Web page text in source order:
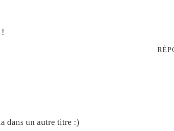
dans un autre titre :)